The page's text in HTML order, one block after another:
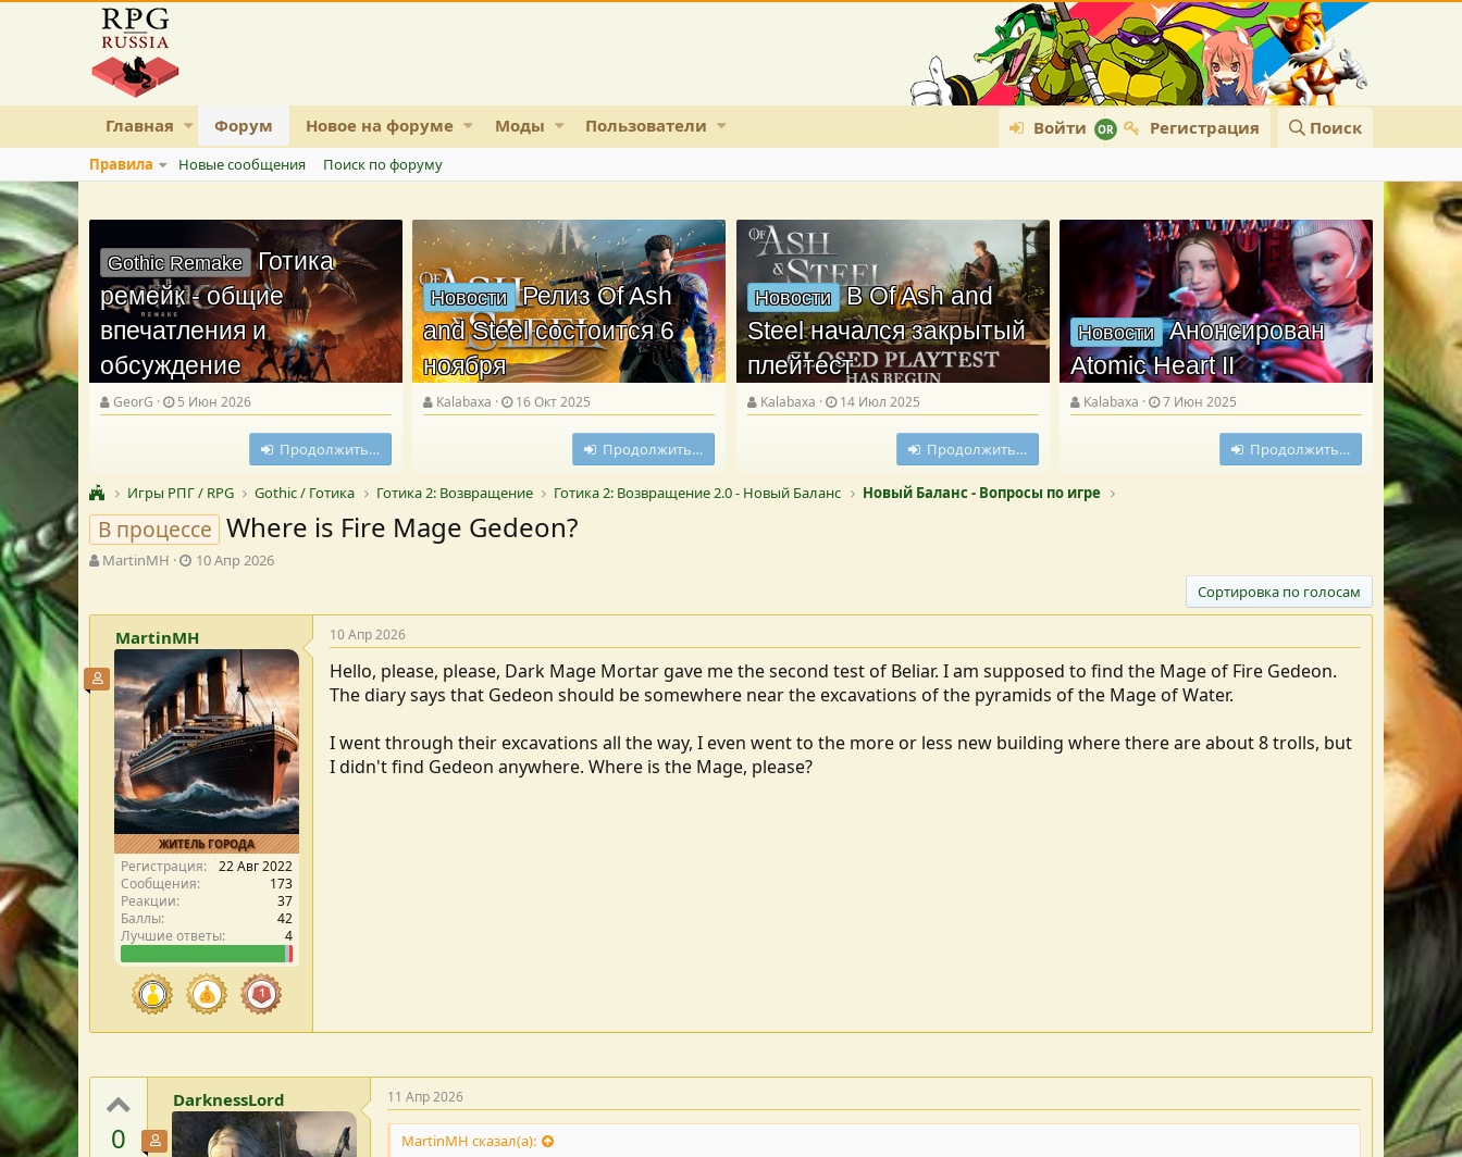
Главная Форум Новое на форуме Моды Пользователи Войти Регистрация Поиск
Правила Новые сообщения Поиск по форуму
Gothic Remake Готика
ремейк - общие
впечатления и
обсуждение
GeorG 5 Июн 2026
Продолжить…
Новости Релиз Of Ash
and Steel состоится 6
ноября
Kalabaxa 16 Окт 2025
Продолжить…
Новости В Of Ash and
Steel начался закрытый
плейтест
Kalabaxa 14 Июл 2025
Продолжить…
Новости Анонсирован
Atomic Heart II
Kalabaxa 7 Июн 2025
Продолжить…
Игры РПГ / RPG Gothic / Готика Готика 2: Возвращение Готика 2: Возвращение 2.0 - Новый Баланс Новый Баланс - Вопросы по игре
В процессе Where is Fire Mage Gedeon?
А
о
е
м
MartinMH
Д
а
с
о
з
д
а
н
и
я
10 Апр 2026
Сортировка по голосам
MartinMH
ЖИТЕЛЬ ГОРОДА
Участник форума
Регистрация
22 Авг 2022
Сообщения
173
Реакции
37
Баллы
42
Лучшие ответы
4
10 Апр 2026
Hello, please, please, Dark Mage Mortar gave me the second test of Beliar. I am supposed to find the Mage of Fire Gedeon.
The diary says that Gedeon should be somewhere near the excavations of the pyramids of the Mage of Water.
I went through their excavations all the way, I even went to the more or less new building where there are about 8 trolls, but
I didn't find Gedeon anywhere. Where is the Mage, please?
0
DarknessLord
Участник форума
11 Апр 2026
MartinMH сказал(а):